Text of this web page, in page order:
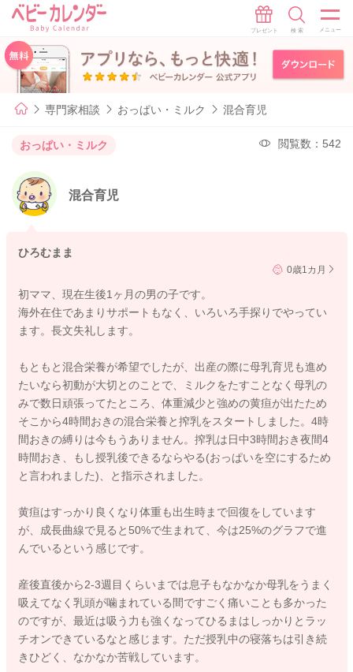
専門家相談 おっぱい・ミルク 混合育児
おっぱい・ミルク 閲覧数：542
混合育児
ひろむまま
0歳1カ月
初ママ、現在生後1ヶ月の男の子です。
海外在住であまりサポートもなく、いろいろ手探りでやってい
ます。長文失礼します。
もともと混合栄養が希望でしたが、出産の際に母乳育児も進め
たいなら初動が大切とのことで、ミルクをたすことなく母乳の
みで数日頑張ってたところ、体重減少と強めの黄疸が出たため
そこから4時間おきの混合栄養と搾乳をスタートしました。4時
間おきの縛りは今もうありません。搾乳は日中3時間おき夜間4
時間おき、もし授乳後できるならやる(おっぱいを空にするため
と言われました)、と指示されました。
黄疸はすっかり良くなり体重も出生時まで回復をしています
が、成長曲線で見ると50%で生まれて、今は25%のグラフで進
んでいるという感じです。
産後直後から2-3週目くらいまでは息子もなかなか母乳をうまく
吸えてなく乳頭が噛まれている間ですごく痛いことも多かった
のですが、最近は吸う力も強くなってひるまはしっかりとラッ
チオンできているなと感じます。ただ授乳中の寝落ちは引き続
きひどく、なかなか苦戦しています。